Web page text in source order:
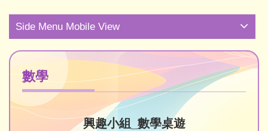
Side Menu Mobile View
數學
興趣小組_數學桌遊